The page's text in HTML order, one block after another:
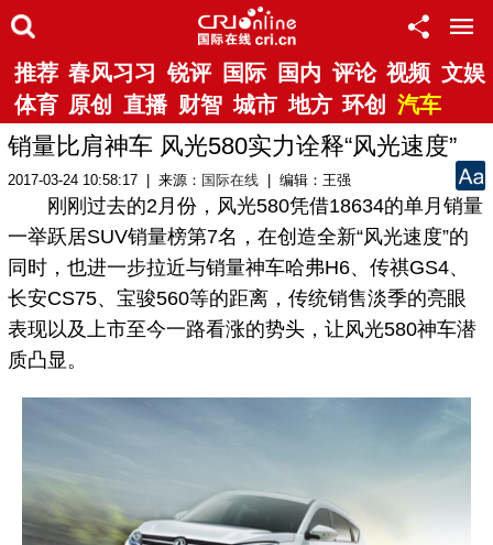
推荐 春风习习 锐评 国际 国内 评论 视频 文娱
体育 原创 直播 财智 城市 地方 环创 汽车
销量比肩神车 风光580实力诠释“风光速度”
2017-03-24 10:58:17 | 来源： 国际在线 | 编辑：王强
刚刚过去的2月份，风光580凭借18634的单月销量
一举跃居SUV销量榜第7名，在创造全新“风光速度”的
同时，也进一步拉近与销量神车哈弗H6、传祺GS4、
长安CS75、宝骏560等的距离，传统销售淡季的亮眼
表现以及上市至今一路看涨的势头，让风光580神车潜
质凸显。